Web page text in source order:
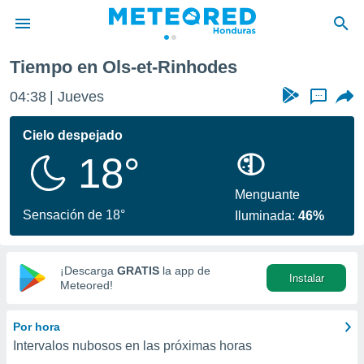
de
ha sido
calidad.
a este
las
y
digital
basada
Tiempo en Ols-et-Rinhodes
04:38 Jueves ...
Cielo despejado
18°
Sensación de 18°
Menguante
Iluminada:46%
¡Descarga GRATIS la app de
Meteored!
Instalar
Por hora
Intervalos nubosos en las próximas horas